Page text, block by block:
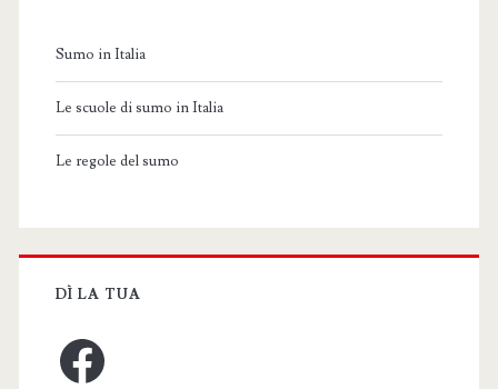
Sumo in Italia
Le scuole di sumo in Italia
Le regole del sumo
DÌ LA TUA
Facebook